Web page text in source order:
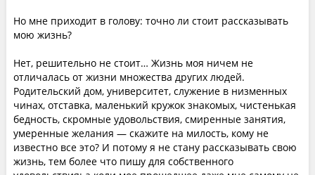
Но мне приходит в голову: точно ли стоит рассказывать
мою жизнь?
Нет, решительно не стоит… Жизнь моя ничем не
отличалась от жизни множества других людей.
Родительский дом, университет, служение в низменных
чинах, отставка, маленький кружок знакомых, чистенькая
бедность, скромные удовольствия, смиренные занятия,
умеренные желания — скажите на милость, кому не
известно все это? И потому я не стану рассказывать свою
жизнь, тем более что пишу для собственного